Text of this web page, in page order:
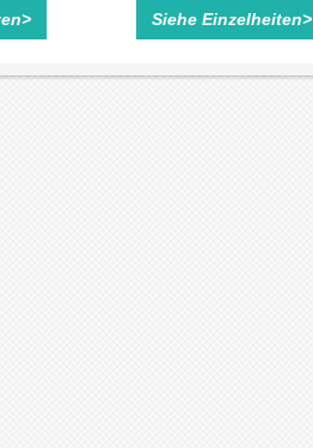
Siehe Einzelheiten>